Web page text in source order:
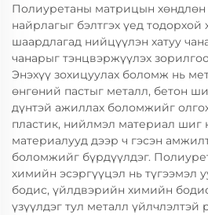
Полиуретаны матрицын хөндлөн
найрлагыг бэлтгэх үед тодорхой
шаардлагад нийцүүлэн хатуу
чанарыг тэнцвэржүүлэх
Энэхүү зохицуулах боломж нь
өнгөний пастыг металл, бетон
дүнтэй ажиллах боломжийг
пластик, нийлмэл материал шиг
материалууд дээр ч гэсэн
боломжийг бүрдүүлдэг.
химийн эсэргүүцэл нь түгээмэл
бодис, үйлдвэрийн химийн
үзүүлдэг тул металл үйлчлэлтэй